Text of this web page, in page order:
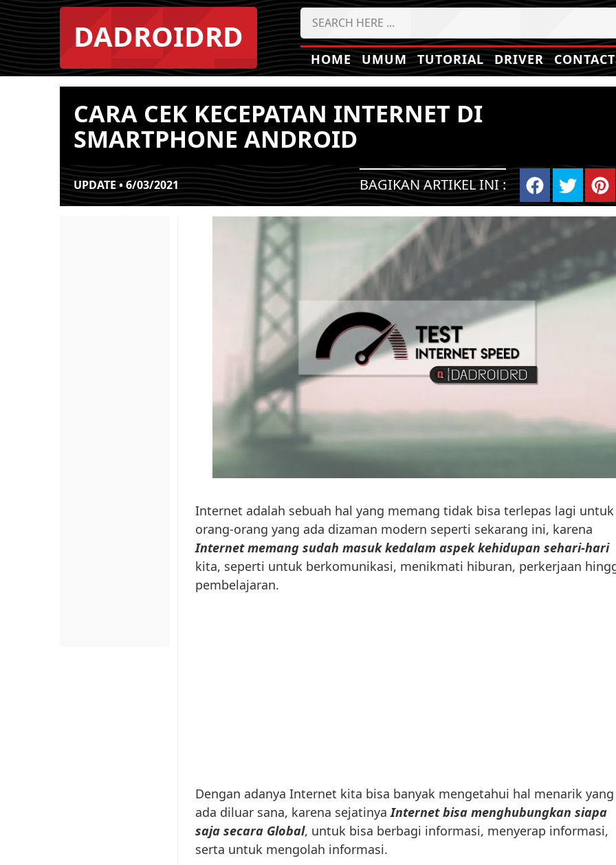
DADROIDRD
HOME UMUM TUTORIAL DRIVER
CARA CEK KECEPATAN INTERNET DI
SMARTPHONE ANDROID
UPDATE • 6/03/2021 BAGIKAN ARTIKEL INI :
Internet adalah sebuah hal yang memang tidak bisa terlepas lagi untuk
orang-orang yang ada dizaman modern seperti sekarang ini, karena
Internet memang sudah masuk kedalam aspek kehidupan sehari-hari
kita, seperti untuk berkomunikasi, menikmati hiburan, perkerjaan
pembelajaran.
Dengan adanya Internet kita bisa banyak mengetahui hal menarik yang
ada diluar sana, karena sejatinyaInternet bisa menghubungkan siapa
saja secara Global, untuk bisa berbagi informasi, menyerap informasi,
serta untuk mengolah informasi.